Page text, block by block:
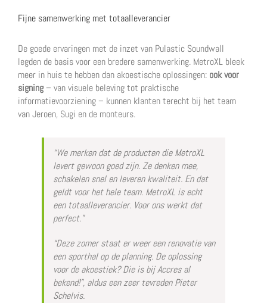
Fijne samenwerking met totaalleverancier
De goede ervaringen met de inzet van Pulastic Soundwall
legden de basis voor een bredere samenwerking. MetroXL bleek
meer in huis te hebben dan akoestische oplossingen: ook voor
signing– van visuele beleving tot praktische
informatievoorziening – kunnen klanten terecht bij het team
van Jeroen, Sugi en de monteurs.
“We merken dat de producten die MetroXL
levert gewoon goed zijn. Ze denken mee,
schakelen snel en leveren kwaliteit. En dat
geldt voor het hele team. MetroXL is echt
een totaalleverancier. Voor ons werkt dat
perfect.”
“Deze zomer staat er weer een renovatie van
een sporthal op de planning. De oplossing
voor de akoestiek? Die is bij Accres al
bekend!”, aldus een zeer tevreden Pieter
Schelvis.